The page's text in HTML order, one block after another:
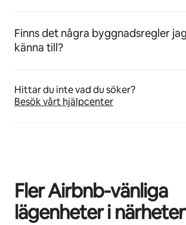
Finns det några byggnadsregler
känna till?
Hittar du inte vad du söker?
Besök vårt hjälpcenter
Fler Airbnb-vänliga
lägenheter i